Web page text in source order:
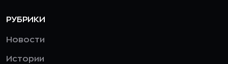
РУБРИКИ
Новости
Истории